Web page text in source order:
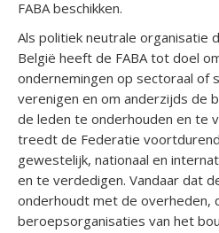
FABA beschikken.
Als politiek neutrale organisatie
België heeft de FABA tot doel
ondernemingen op sectoraal of
verenigen en om anderzijds de
de leden te onderhouden en te
treedt de Federatie
gewestelijk, nationaal en
en te verdedigen. Vandaar dat
onderhoudt met de overheden,
beroepsorganisaties van het